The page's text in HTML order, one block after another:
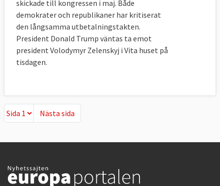
skickade till kongressen i maj. Både
demokrater och republikaner har kritiserat
den långsamma utbetalningstakten.
President Donald Trump väntas ta emot
president Volodymyr Zelenskyj i Vita huset på
tisdagen.
Nästa sida
Nästa sida